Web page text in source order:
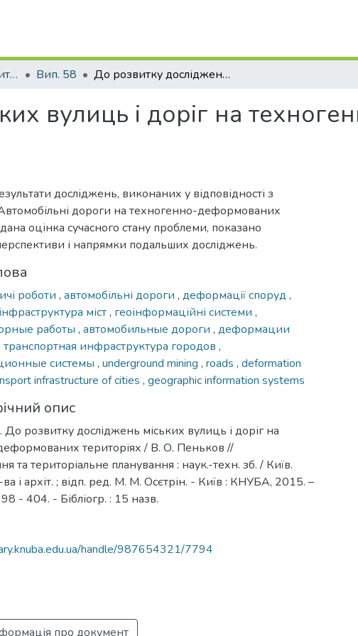
Містобудування та територіальне планування Вип. 58 До розвитку досліджень міських вулиць і доріг на техногенно-деформованих територіях
вулиць і доріг на
досліджень, виконаних у відповідності з
дороги на техногенно-деформованих
оцінка сучасного стану проблеми, показано
і напрямки подальших досліджень.
роботи , автомобільні дороги , деформації споруд ,
міст, геоінформаційні системи ,
работы , автомобильные дороги , деформации
транспортная инфраструктура городов ,
системы , underground mining , roads , deformation
infrastructure of cities , geographic information systems
опис
розвитку досліджень міських вулиць і доріг на
територіях / В. О. Пеньков //
та територіальне планування : наук.-техн. зб. / Київ.
і архіт. ; відп. ред. М. М. Осєтрін. - Київ : КНУБА, 2015. –
- 404. - Бібліогр. : 15 назв.
handle/987654321/7794
про документ